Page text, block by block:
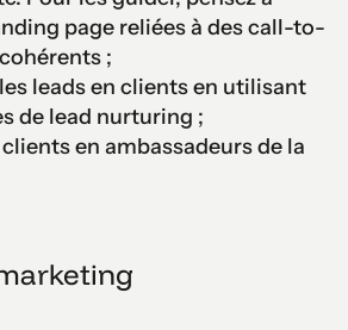
page reliées à des call-to-
;
leads en clients en utilisant
de lead nurturing ;
en ambassadeurs de la